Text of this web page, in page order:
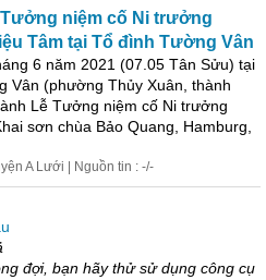
Tưởng niệm cố Ni trưởng
Tâm tại Tổ đình Tường Vân
6 năm 2021 (07.05 Tân Sửu) tại
Vân (phường Thủy Xuân, thành
Lễ Tưởng niệm cố Ni trưởng
sơn chùa Bảo Quang, Hamburg,
A Lưới | Nguồn tin : -/-
đợi, bạn hãy thử sử dụng công cụ